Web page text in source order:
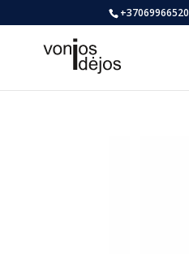
+37069966520